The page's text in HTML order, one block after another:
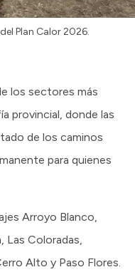
Plan Calor 2026.
los sectores más
provincial, donde las
de los caminos
para quienes
Arroyo Blanco,
Las Coloradas,
Alto y Paso Flores.